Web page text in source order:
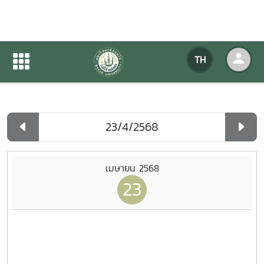
TH
ปฏิทินกิจกรรมของหน่วยงาน
ปฏิทินกิจกรรมของหน่วยงาน
เมษายน 2568
23